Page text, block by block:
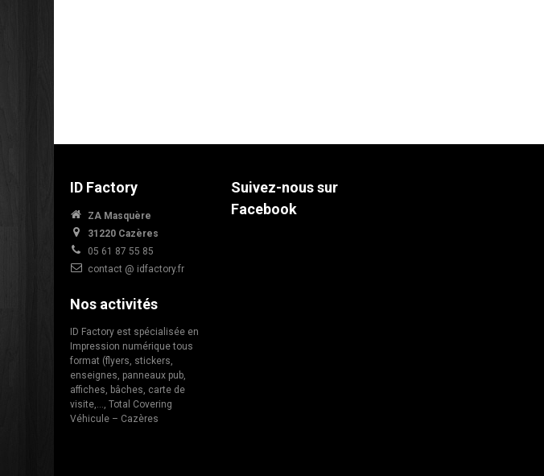
ID Factory
ZA Masquère
31220 Cazères
05 61 87 55 85
contact @ idfactory.fr
Nos activités
ID Factory est spécialisée en
Impression numérique tous
format (flyers, stickers,
enseignes, panneaux pub,
affiches, bâches, carte de
visite,…, Total Covering
Véhicule – Cazères
Suivez-nous sur
Facebook